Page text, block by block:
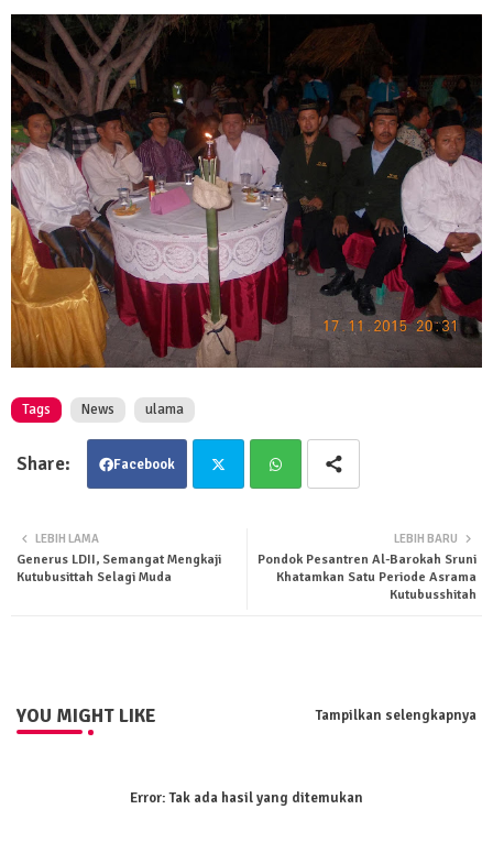
Tags News ulama
Facebook
ter tsa
LEBIH BARU
Pondok Pesantren Al-Barokah Sruni
Khatamkan Satu Periode Asrama
Kutubusshitah
LEBIH LAMA
Generus LDII, Semangat Mengkaji
Kutubusittah Selagi Muda
YOU MIGHT LIKE Tampilkan selengkapnya
Error:Tak ada hasil yang ditemukan